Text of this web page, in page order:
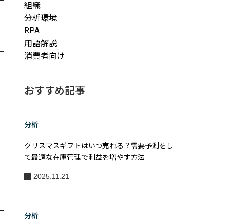
組織
分析環境
RPA
用語解説
消費者向け
おすすめ記事
分析
クリスマスギフトはいつ売れる？需要予測をし
て最適な在庫管理で利益を増やす方法
2025.11.21
分析